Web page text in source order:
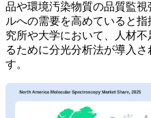
品や環境汚染物質の品質監
ルへの需要を高めていると
究所や大学において、人材
るために分光分析法が導入
す。